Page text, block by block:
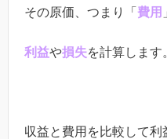
その原価、つまり「 費用
利益や損失を計算します
収益と費用を比較して利